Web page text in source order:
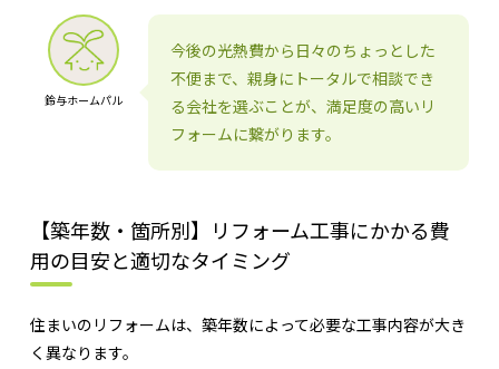
鈴与ホームパル
今後の光熱費から日々のちょっとした
不便まで、親身にトータルで相談でき
る会社を選ぶことが、満足度の高いリ
フォームに繋がります。
【築年数・箇所別】リフォーム工事にかかる費
用の目安と適切なタイミング
住まいのリフォームは、築年数によって必要な工事内容が大き
く異なります。